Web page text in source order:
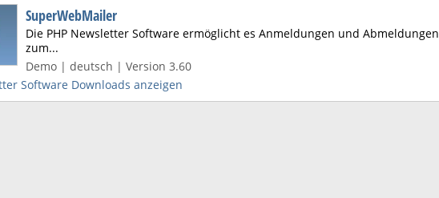
SuperWebMailer
Die PHP Newsletter Software ermöglicht es Anmeldungen und Abmeldungen
zum...
Demo | deutsch | Version 3.60
Software Downloads anzeigen